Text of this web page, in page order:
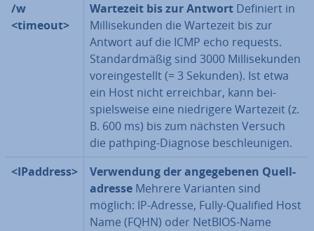
/w
<timeout>
Wartezeit bis zur Antwort Definiert in
Mil­li­se­kun­den die Wartezeit bis zur
Antwort auf die ICMP echo requests.
Stan­dard­mä­ßig sind 3000 Mil­li­se­kun­den
vor­ein­ge­stellt (= 3 Sekunden). Ist etwa
ein Host nicht er­reich­bar, kann bei­
spiels­wei­se eine nied­ri­ge­re Wartezeit (z.
B. 600 ms) bis zum nächsten Versuch
die pathping-Diagnose be­schleu­ni­gen.
<IPaddress>
Ver­wen­dung der an­ge­ge­be­nen Quell­
adres­se Mehrere Varianten sind
möglich: IP-Adresse, Fully-Qualified Host
Name (FQHN) oder NetBIOS-Name